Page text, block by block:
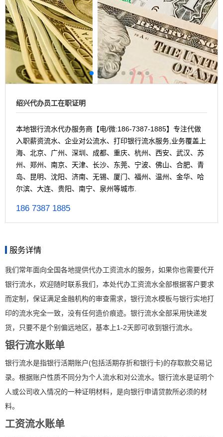
绍兴代办员工在职证明
本地银行流水代办服务商【电/微:186-7387-1885】专注代做
入职薪资流水、企业对公流水、打印银行流水服务,业务覆盖上
海、北京、广州、深圳、成都、重庆、杭州、西安、武汉、苏
州、郑州、南京、天津、长沙、东莞、宁波、佛山、合肥、青
岛、昆明、沈阳、济南、无锡、厦门、福州、温州、金华、哈
尔滨、大连、贵阳、南宁、泉州等城市.
186 7387 1885
服务详情
我们常年面向全国各地提供代办工资流水的服务，如果你也需要代开
银行流水，欢迎随时联系我们，本处代办工资流水全部根据客户要求
而定制，保证满足金融机构的审查需求，银行流水模板与银行实地打
印的流水完全一致，没有任何造价痕迹。银行流水全部采用快递发
货，只要不是个别偏远地区，基本上1-2天即可收到银行流水。
银行流水账单
银行流水是指银行活期账户(包括活期存折和银行卡)的存取款交易记
录。根据账户性质不同分为个人流水和对公流水。银行流水是证明个
人或公司收入情况的一种证明材料，是向银行申请贷款所必须的材
料。
工资流水账单